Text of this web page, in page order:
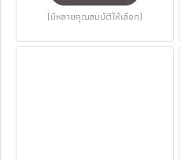
(มีหลายคุณสมบัติให้เลือก)